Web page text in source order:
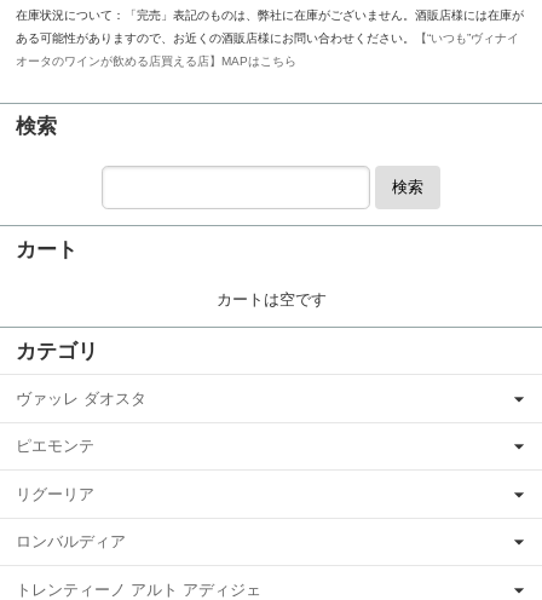
在庫状況について：「完売」表記のものは、弊社に在庫がございません。酒販店様には在庫が
ある可能性がありますので、お近くの酒販店様にお問い合わせください。
【“いつも”ヴィナイ
オータのワインが飲める店買える店】MAPはこちら
検索
検索
カート
カートは空です
カテゴリ
ヴァッレ ダオスタ
ピエモンテ
リグーリア
ロンバルディア
トレンティーノ アルト アディジェ